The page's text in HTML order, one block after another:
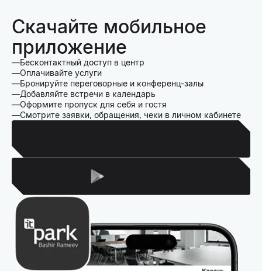
Скачайте мобильное
приложение
Бесконтактный доступ в центр
Оплачивайте услуги
Бронируйте переговорные и конференц-залы
Добавляйте встречи в календарь
Оформите пропуск для себя и гостя
Смотрите заявки, обращения, чеки в личном кабинете